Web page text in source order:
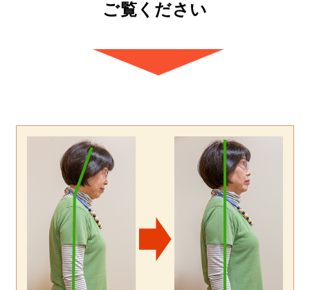
ご覧ください